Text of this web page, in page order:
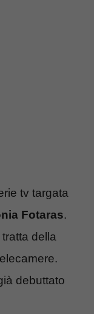
tv targata
Fotaras.
della
debuttato